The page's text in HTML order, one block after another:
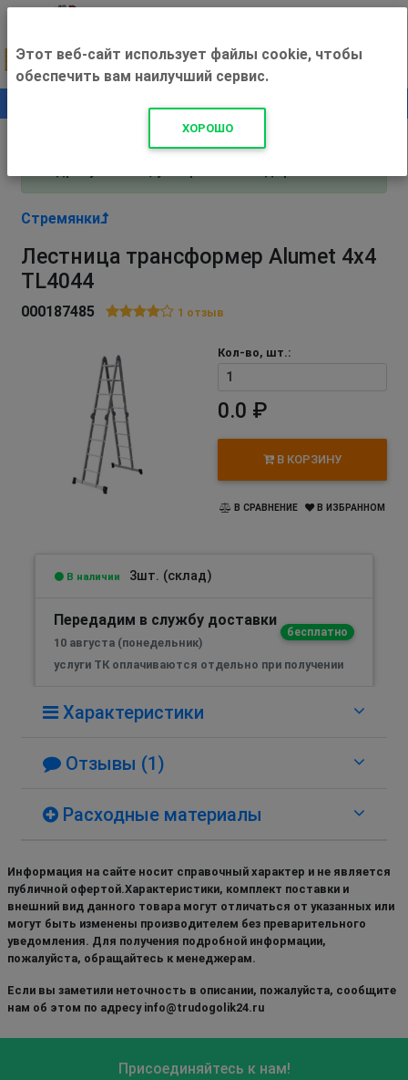
+500 ₽
Внимание! С 3 августа магазин работает по
Стремянки
Лестница трансформер Alumet 4х4
TL4044
000187485 1 отзыв
Кол-во, шт.:
0.0 ₽
В КОРЗИНУ
В СРАВНЕНИЕ В ИЗБРАННОМ
В наличии 3шт. (склад)
Передадим в службу доставки
бесплатно
10 августа (понедельник)
услуги ТК оплачиваются отдельно при получении
Характеристики
Отзывы (1)
Расходные материалы
Информация на сайте носит справочный характер и не является
публичной офертой.Характеристики, комплект поставки и
внешний вид данного товара могут отличаться от указанных или
могут быть изменены производителем без преварительного
уведомления. Для получения подробной информации,
пожалуйста, обращайтесь к менеджерам.
Если вы заметили неточность в описании, пожалуйста, сообщите
нам об этом по адресу info@trudogolik24.ru
Присоединяйтесь к нам!
Этот веб-сайт использует файлы cookie, чтобы
обеспечить вам наилучший сервис.
ХОРОШО